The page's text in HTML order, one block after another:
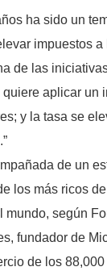
ha sido un
impuestos
de las
quiere aplicar
y la tasa se
de un
los más ricos
mundo, según
fundador de
de los